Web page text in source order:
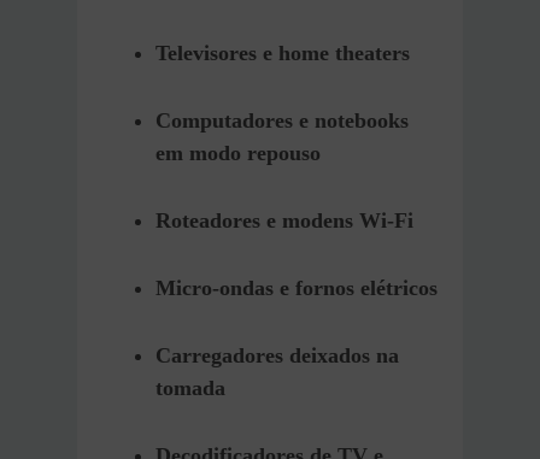
Televisores e home theaters
Computadores e notebooks
em modo repouso
Roteadores e modens Wi-Fi
Micro-ondas e fornos elétricos
Carregadores deixados na
tomada